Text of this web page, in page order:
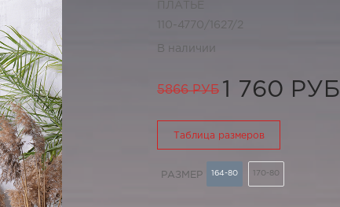
ПЛАТЬЕ
110-4770/1627/2
В наличии
5866 РУБ 1 760 РУБ
Таблица размеров
РАЗМЕР 164-80 170-80